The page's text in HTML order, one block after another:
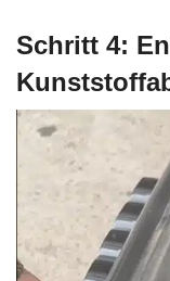
Schritt 4: